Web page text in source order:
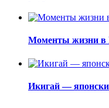
Моменты жизни в
Икигай —